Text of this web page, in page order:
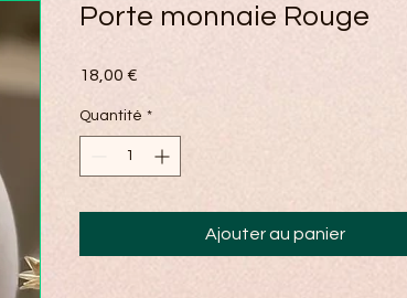
Porte monnaie Rouge
18,00 €
Quantité *
Ajouter au panier